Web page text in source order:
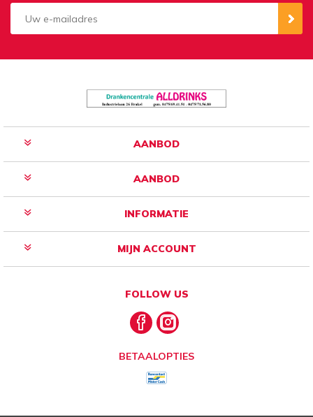
AANBOD
AANBOD
INFORMATIE
MIJN ACCOUNT
FOLLOW US
BETAALOPTIES